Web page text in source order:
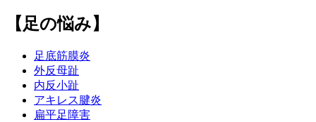
【足の悩み】
足底筋膜炎
外反母趾
内反小趾
アキレス腱炎
扁平足障害